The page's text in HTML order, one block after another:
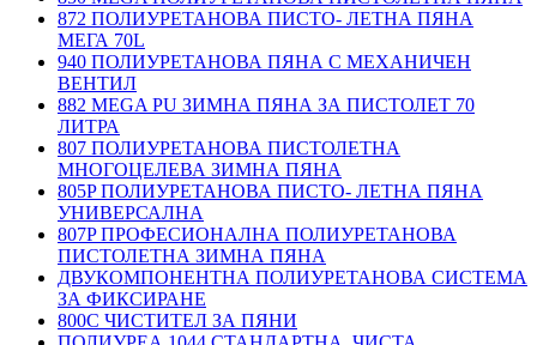
872 ПОЛИУРЕТАНОВА ПИСТО- ЛЕТНА ПЯНА
МЕГА 70L
940 ПОЛИУРЕТАНОВА ПЯНА С МЕХАНИЧЕН
ВЕНТИЛ
882 MEGA PU ЗИМНА ПЯНА ЗА ПИСТОЛЕТ 70
ЛИТРА
807 ПОЛИУРЕТАНОВА ПИСТОЛЕТНА
МНОГОЦЕЛЕВА ЗИМНА ПЯНА
805P ПОЛИУРЕТАНОВА ПИСТО- ЛЕТНА ПЯНА
УНИВЕРСАЛНА
807P ПРОФЕСИОНАЛНА ПОЛИУРЕТАНОВА
ПИСТОЛЕТНА ЗИМНА ПЯНА
ДВУКОМПОНЕНТНА ПОЛИУРЕТАНОВА СИСТЕМА
ЗА ФИКСИРАНЕ
800C ЧИСТИТЕЛ ЗА ПЯНИ